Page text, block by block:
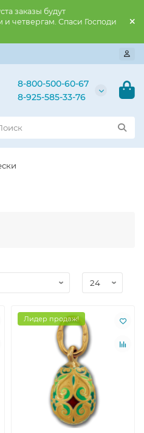
заказы будут
и четвергам. Спаси Господи
8-800-500-60-67
8-925-585-33-76
Лидер продаж!